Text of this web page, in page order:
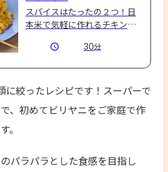
スパイスはたったの２つ！日
本米で気軽に作れるチキンビ
クチーがアクセントでさっぱ
30分
に絞ったレシピです！スーパーで
、初めてビリヤニをご家庭で作
。
のパラパラとした食感を目指し